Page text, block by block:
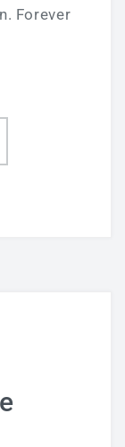
Forever